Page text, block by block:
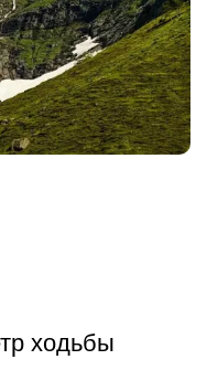
ходьбы